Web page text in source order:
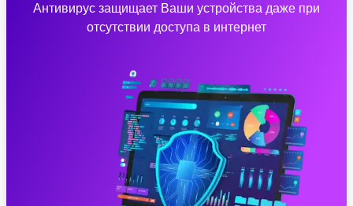
Антивирус защищает Ваши устройства даже при
отсутствии доступа в интернет